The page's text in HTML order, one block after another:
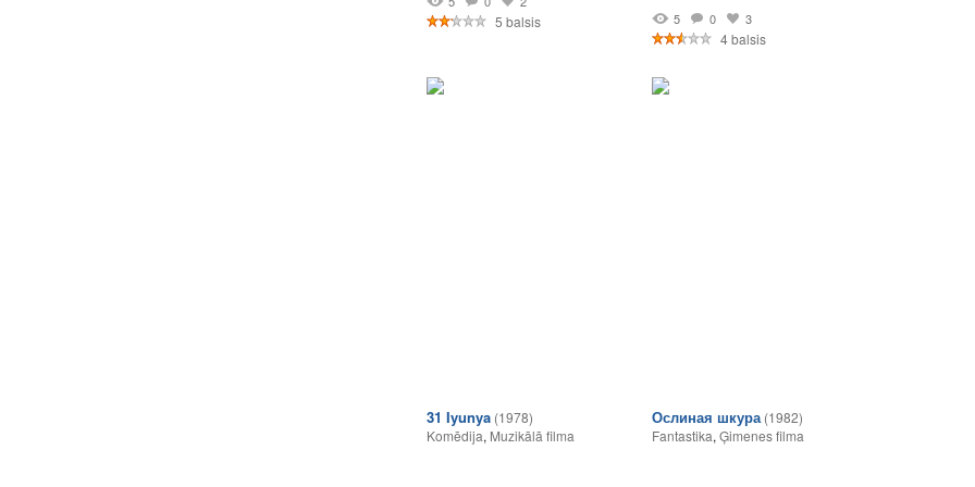
5 balsis 5 0 3
4 balsis
31 Iyunya (1978)
Komēdija, Muzikālā filma
Ослиная шкура (1982)
Fantastika, Ģimenes filma